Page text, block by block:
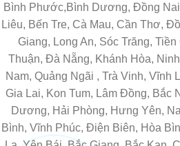
Bình Phước,Bình Dương, Đồng
Liêu, Bến Tre, Cà Mau, Cần Thơ,
Giang, Long An, Sóc Trăng,
Thuận, Đà Nẵng, Khánh Hòa,
Nam, Quảng Ngãi , Trà Vinh, Vĩnh
Gia Lai, Kon Tum, Lâm Đồng, Bắc
Dương, Hải Phòng, Hưng Yên,
Bình, Vĩnh Phúc, Điện Biên, Hòa